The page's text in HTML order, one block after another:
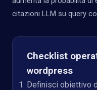
citazioni LLM su query
Checklist
wordpress
Definisci obiettivo